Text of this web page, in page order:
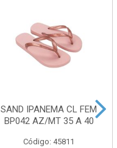
SAND IPANEMA CL FEM
BP042 AZ/MT 35 A 40
Código: 45811